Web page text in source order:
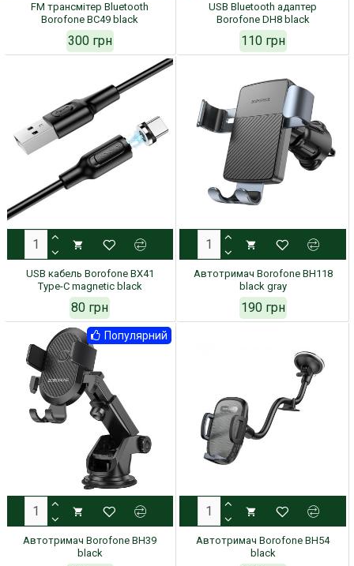
FM трансмітер Bluetooth
Borofone BC49 black
300 грн
USB Bluetooth адаптер
Borofone DH8 black
110 грн
USB кабель Borofone BX41
Type-C magnetic black
80 грн
Автотримач Borofone BH118
black gray
190 грн
Популярний
Автотримач Borofone BH39
black
Автотримач Borofone BH54
black